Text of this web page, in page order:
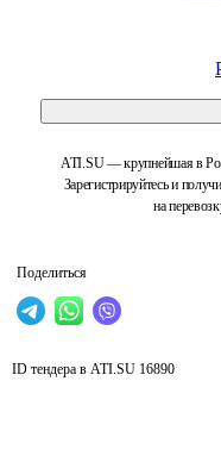
ATI.SU — крупнейшая в
Зарегистрируйтесь и
на
Поделиться
ID тендера в ATI.SU 16890